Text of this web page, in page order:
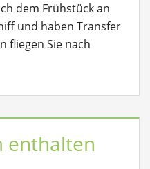
dem Frühstück an
und haben Transfer
fliegen Sie nach
enthalten